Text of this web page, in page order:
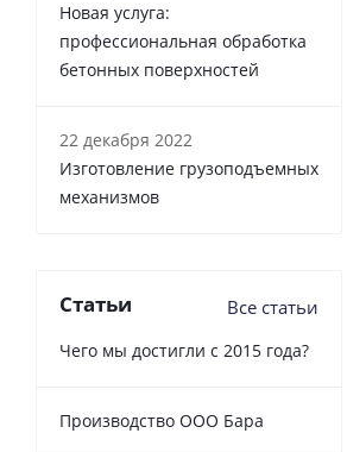
Новая услуга:
профессиональная обработка
бетонных поверхностей
22 декабря 2022
Изготовление грузоподъемных
механизмов
Статьи Все статьи
Чего мы достигли с 2015 года?
Производство ООО Бара